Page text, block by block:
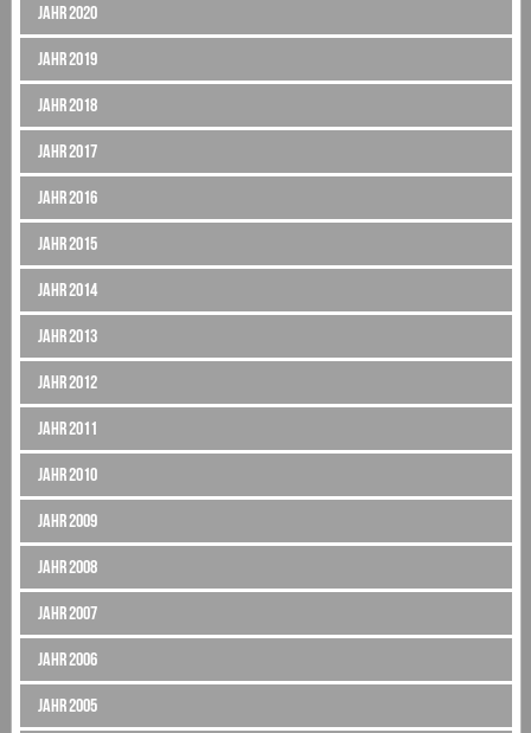
Jahr 2020
Jahr 2019
Jahr 2018
Jahr 2017
Jahr 2016
Jahr 2015
Jahr 2014
Jahr 2013
Jahr 2012
Jahr 2011
Jahr 2010
Jahr 2009
Jahr 2008
Jahr 2007
Jahr 2006
Jahr 2005